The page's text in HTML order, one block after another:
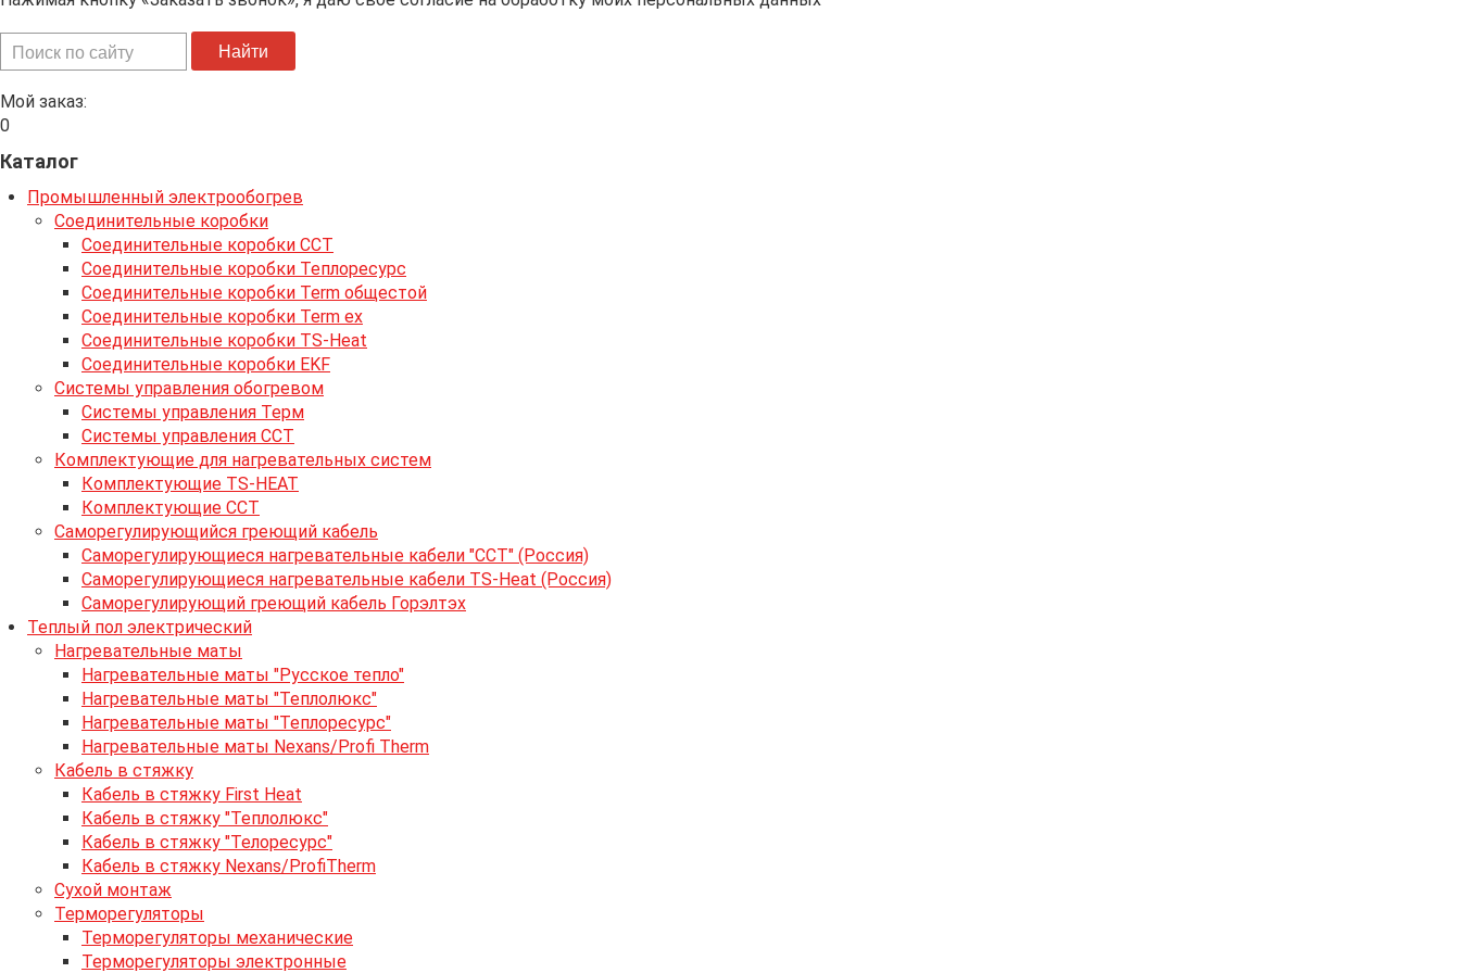
Найти
Мой заказ:
0
Каталог
Промышленный электрообогрев
Соединительные коробки
Соединительные коробки ССТ
Соединительные коробки Теплоресурс
Соединительные коробки Term общестой
Соединительные коробки Term ex
Соединительные коробки TS-Heat
Соединительные коробки EKF
Системы управления обогревом
Системы управления Терм
Системы управления ССТ
Комплектующие для нагревательных систем
Комплектующие TS-HEAT
Комплектующие ССТ
Саморегулирующийся греющий кабель
Саморегулирующиеся нагревательные кабели "ССТ" (Россия)
Саморегулирующиеся нагревательные кабели TS-Heat (Россия)
Саморегулирующий греющий кабель Горэлтэх
Теплый пол электрический
Нагревательные маты
Нагревательные маты "Русское тепло"
Нагревательные маты "Теплолюкс"
Нагревательные маты "Теплоресурс"
Нагревательные маты Nexans/Profi Therm
Кабель в стяжку
Кабель в стяжку First Heat
Кабель в стяжку "Теплолюкс"
Кабель в стяжку "Телоресурс"
Кабель в стяжку Nexans/ProfiTherm
Сухой монтаж
Терморегуляторы
Терморегуляторы механические
Терморегуляторы электронные